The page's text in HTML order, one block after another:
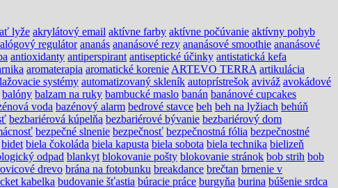
lyže akrylátový email aktívne farby aktívne počúvanie aktívny pohyb
regulátor ananás ananásové rezy ananásové smoothie ananásové
antioxidanty antiperspirant antiseptické účinky antistatická kefa
aromaterapia aromatické korenie ARTEVO TERRA artikulácia
systémy automatizovaný skleník autoprístrešok aviváž avokádové
balóny balzam na ruky bambucké maslo banán banánové cupcakes
voda bazénový alarm bedrové stavce beh beh na lyžiach behúň
bezbariérová kúpelňa bezbariérové bývanie bezbariérový dom
bezpečné slnenie bezpečnosť bezpečnostná fólia bezpečnostné
bidet biela čokoláda biela kapusta biela sobota biela technika bielizeň
odpad blankyt blokovanie pošty blokovanie stránok bob strih bob
drevo brána na fotobunku breakdance brečtan brnenie v
kabelka budovanie šťastia búracie práce burgyňa burina búšenie srdca